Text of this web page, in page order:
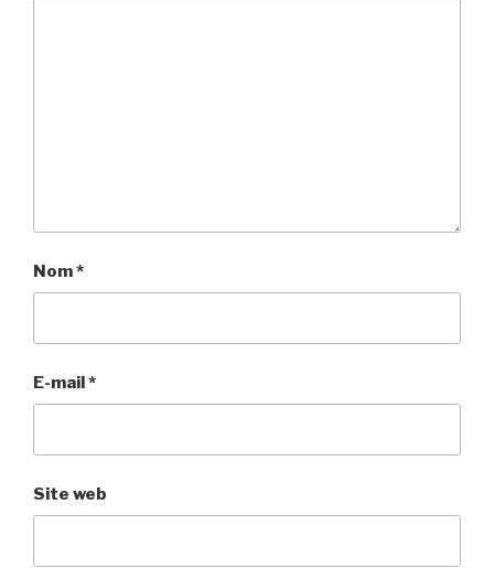
Nom*
E-mail*
Site web